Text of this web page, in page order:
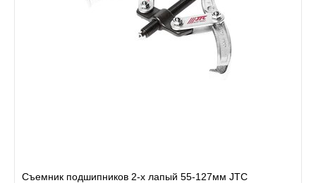
Съемник подшипников 2-х лапый 55-127мм JTC